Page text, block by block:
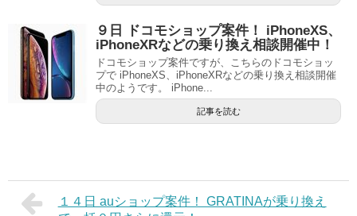
９日 ドコモショップ案件！ iPhoneXS、
iPhoneXRなどの乗り換え相談開催中！
ドコモショップ案件ですが、こちらのドコモショッ
プで iPhoneXS、iPhoneXRなどの乗り換え相談開催
中のようです。 iPhone...
記事を読む
１４日 auショップ案件！ GRATINAが乗り換え